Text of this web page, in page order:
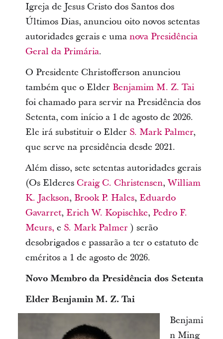
Igreja de Jesus Cristo dos Santos dos
Últimos Dias, anunciou oito novos setentas
autoridades gerais e uma nova Presidência
Geral da Primária.
O Presidente Christofferson anunciou
também que o Elder Benjamim M. Z. Tai
foi chamado para servir na Presidência dos
Setenta, com início a 1 de agosto de 2026.
Ele irá substituir o Elder S. Mark Palmer,
que serve na presidência desde 2021.
Além disso, sete setentas autoridades gerais
(Os Elderes Craig C. Christensen,William
K. Jackson, Brook P. Hales, Eduardo
Gavarret, Erich W. Kopischke,Pedro F.
Meurs,e S. Mark Palmer ) serão
desobrigados e passarão a ter o estatuto de
eméritos a 1 de agosto de 2026.
Novo Membro da Presidência dos Setenta
Elder Benjamin M. Z. Tai
Benjami
n Ming